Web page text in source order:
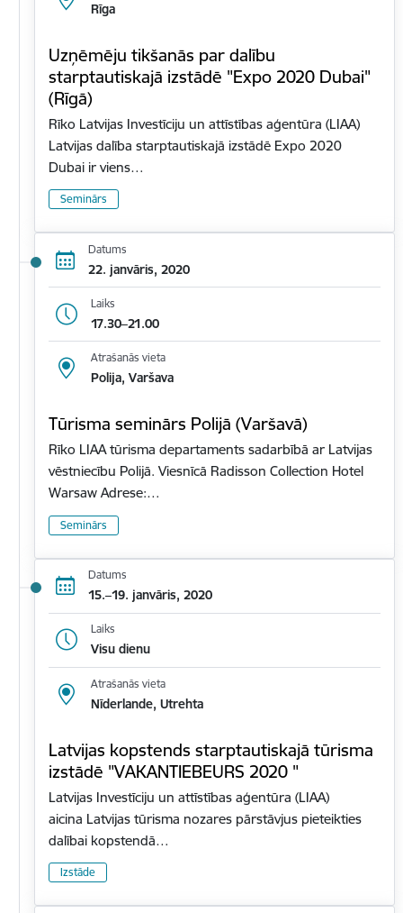
Rīga
Uzņēmēju tikšanās par dalību
starptautiskajā izstādē "Expo 2020 Dubai"
(Rīgā)
Rīko Latvijas Investīciju un attīstības aģentūra (LIAA)
Latvijas dalība starptautiskajā izstādē Expo 2020
Dubai ir viens…
Seminārs
Datums
22. janvāris, 2020
Laiks
17.30–21.00
Atrašanās vieta
Polija, Varšava
Tūrisma seminārs Polijā (Varšavā)
Rīko LIAA tūrisma departaments sadarbībā ar Latvijas
vēstniecību Polijā. Viesnīcā Radisson Collection Hotel
Warsaw Adrese:…
Seminārs
Datums
15.–19. janvāris, 2020
Laiks
Visu dienu
Atrašanās vieta
Nīderlande, Utrehta
Latvijas kopstends starptautiskajā tūrisma
izstādē "VAKANTIEBEURS 2020 "
Latvijas Investīciju un attīstības aģentūra (LIAA)
aicina Latvijas tūrisma nozares pārstāvjus pieteikties
dalībai kopstendā…
Izstāde